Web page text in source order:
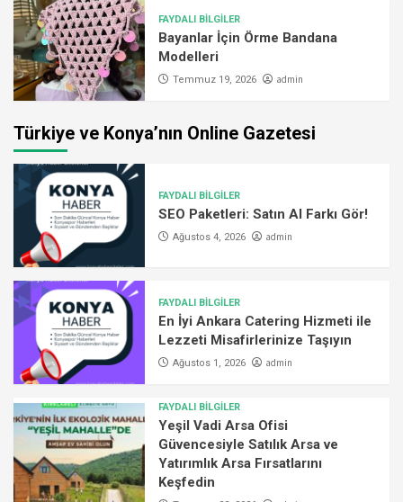
FAYDALI BİLGİLER
Bayanlar İçin Örme Bandana
Modelleri
Temmuz 19, 2026 admin
Türkiye ve Konya’nın Online Gazetesi
FAYDALI BİLGİLER
SEO Paketleri: Satın Al Farkı Gör!
Ağustos 4, 2026 admin
FAYDALI BİLGİLER
En İyi Ankara Catering Hizmeti ile
Lezzeti Misafirlerinize Taşıyın
Ağustos 1, 2026 admin
FAYDALI BİLGİLER
Yeşil Vadi Arsa Ofisi
Güvencesiyle Satılık Arsa ve
Yatırımlık Arsa Fırsatlarını
Keşfedin